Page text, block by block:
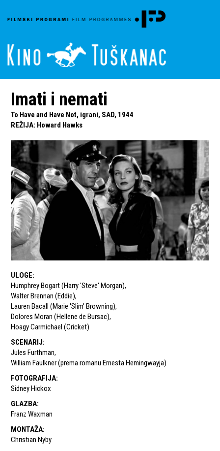
Imati i nemati
To Have and Have Not, igrani, SAD, 1944
REŽIJA: Howard Hawks
ULOGE:
Humphrey Bogart (Harry 'Steve' Morgan),
Walter Brennan (Eddie),
Lauren Bacall (Marie 'Slim' Browning),
Dolores Moran (Hellene de Bursac),
Hoagy Carmichael (Cricket)
SCENARIJ:
Jules Furthman,
William Faulkner (prema romanu Ernesta Hemingwayja)
FOTOGRAFIJA:
Sidney Hickox
GLAZBA:
Franz Waxman
MONTAŽA:
Christian Nyby